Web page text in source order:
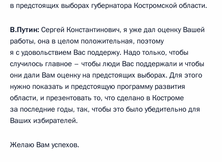
в предстоящих выборах губернатора Костромской области.
В.Путин: Сергей Константинович, я уже дал оценку Вашей
работы, она в целом положительная, поэтому
я с удовольствием Вас поддержу. Надо только, чтобы
случилось главное – чтобы люди Вас поддержали и чтобы
они дали Вам оценку на предстоящих выборах. Для этого
нужно показать и предстоящую программу развития
области, и презентовать то, что сделано в Костроме
за последние годы, так, чтобы это было убедительно для
Ваших избирателей.
Желаю Вам успехов.